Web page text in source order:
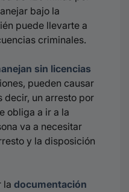
bajo la
puede llevarte a
criminales.
sin licencias
pueden causar
decir, un arresto por
obliga a ir a la
va a necesitar
y la disposición
la documentación